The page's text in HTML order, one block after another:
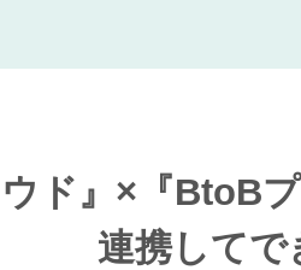
ド』×『BtoB
連携してで